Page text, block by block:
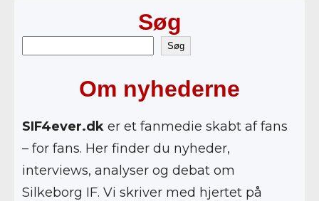
Søg
Søg
Om nyhederne
SIF4ever.dker et fanmedie skabt af fans
– for fans. Her finder du nyheder,
interviews, analyser og debat om
Silkeborg IF. Vi skriver med hjertet på